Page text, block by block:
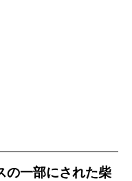
の一部にされた柴